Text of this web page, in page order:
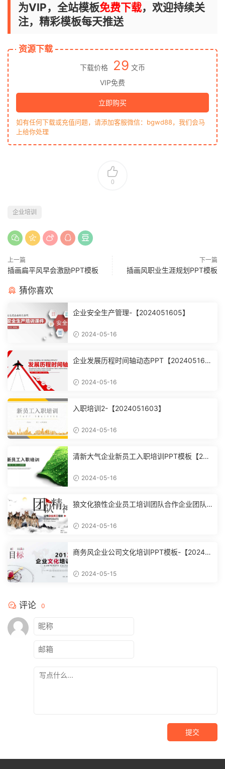
为VIP，全站模板免费下载，欢迎持续关
注，精彩模板每天推送
资源下载
下载价格 29 文币
VIP免费
立即购买
如有任何下载或充值问题，请添加客服微信：bgwd88，我们会马
上给你处理
0
企业培训
上一篇
插画扁平风早会激励PPT模板
下一篇
插画风职业生涯规划PPT模板
猜你喜欢
企业安全生产管理-【2024051605】
2024-05-16
企业发展历程时间轴动态PPT【202405160
2024-05-16
入职培训2-【2024051603】
2024-05-16
清新大气企业新员工入职培训PPT模板【202
2024-05-16
狼文化狼性企业员工培训团队合作企业团队
2024-05-16
商务风企业公司文化培训PPT模板-【20240
2024-05-15
评论 0
提交